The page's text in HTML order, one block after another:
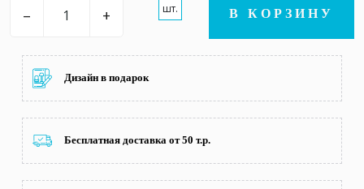
– + шт. В КОРЗИНУ
Дизайн в подарок
Бесплатная доставка от 50 т.р.